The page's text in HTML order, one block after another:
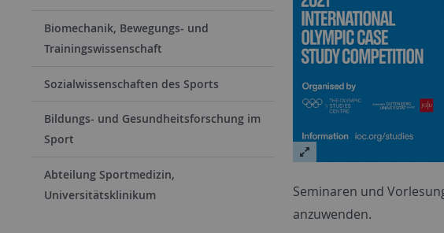
Biomechanik, Bewegungs- und
Trainingswissenschaft
Sozialwissenschaften des Sports
Bildungs- und Gesundheitsforschung im
Sport
Abteilung Sportmedizin,
Universitätsklinikum
Seminaren und
anzuwenden.